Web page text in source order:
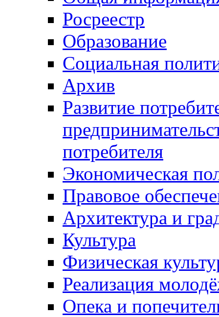
Росреестр
Образование
Социальная
Архив
Развитие
потребителя
Экономическая
Правовое
Архитектура и
Культура
Физическая
Реализация
Опека и